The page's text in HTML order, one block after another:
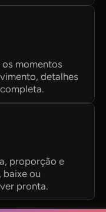
momentos
detalhes
proporção e
baixe ou
pronta.